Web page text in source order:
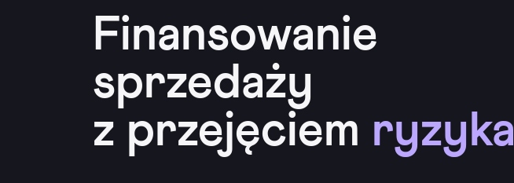
Finansowanie
sprzedaży
z przejęciem ryzyka